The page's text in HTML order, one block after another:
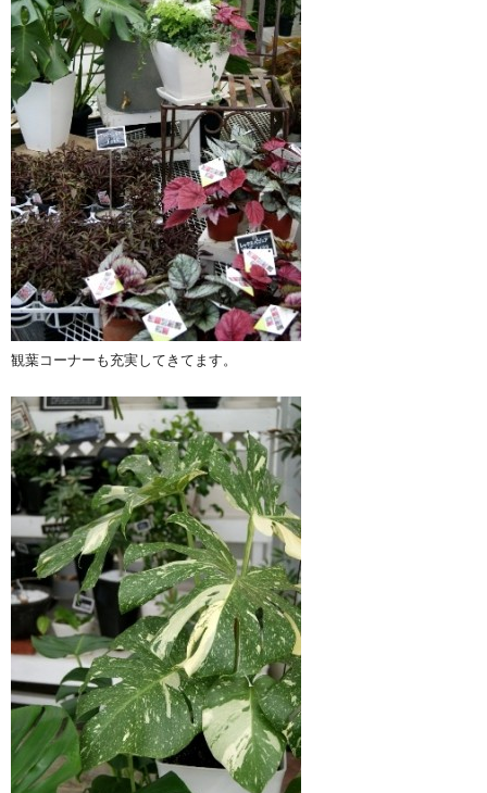
観葉コーナーも充実してきてます。